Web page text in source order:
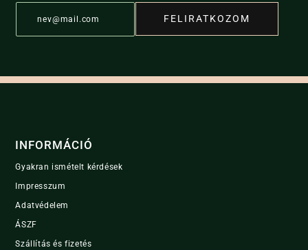
E
a
*
FELIRATKOZOM
INFORMÁCIÓ
Gyakran ismételt kérdések
Impresszum
Adatvédelem
ÁSZF
Szállítás és fizetés